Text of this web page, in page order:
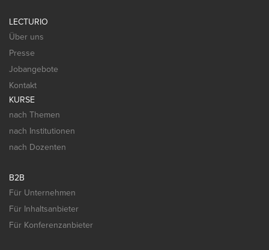
LECTURIO
Über uns
Presse
Jobangebote
Kontakt
KURSE
nach Themen
nach Institutionen
nach Dozenten
B2B
Für Unternehmen
Für Inhaltsanbieter
Für Konferenzanbieter